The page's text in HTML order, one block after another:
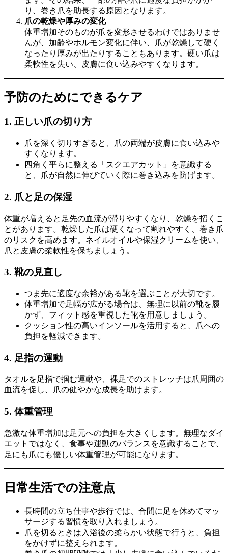
り、巻き爪を助長する原因となります。
爪の乾燥や厚みの変化
体重増加そのものが爪を変形させるわけではありませ
んが、加齢やホルモン変化に伴い、爪が乾燥して硬く
なったり厚みが出たりすることもあります。硬い爪は
柔軟性を失い、皮膚に食い込みやすくなります。
予防のためにできるケア
1. 正しい爪の切り方
爪を深く切りすぎると、爪の両端が皮膚に食い込みや
すくなります。
四角く平らに整える「スクエアカット」を意識する
と、爪が自然に伸びていく際に巻き込みを防げます。
2. 爪と足の保湿
体重が増えると足先の血流が滞りやすくなり、乾燥を招くこ
とがあります。乾燥した爪は硬くなって割れやすく、巻き爪
のリスクを高めます。ネイルオイルや保湿クリームを使い、
爪と皮膚の柔軟性を保ちましょう。
3. 靴の見直し
つま先に適度な余裕がある靴を選ぶことが大切です。
体重増加で足幅が広がる場合は、無理に以前の靴を履
かず、フィット感を重視した靴を用意しましょう。
クッション性の高いインソールを活用すると、爪への
負担を軽減できます。
4. 足指の運動
タオルを足指で掴む運動や、裸足でのストレッチは爪周囲の
血流を促し、爪の健やかな成長を助けます。
5. 体重管理
急激な体重増加は足元への負担を大きくします。無理なダイ
エットではなく、食事や運動のバランスを意識することで、
足にも爪にも優しい体重管理が可能になります。
日常生活での注意点
長時間の立ち仕事や歩行では、合間に足を休めてマッ
サージする習慣を取り入れましょう。
爪を切るときは入浴後の柔らかい状態で行うと、負担
をかけずに整えられます。